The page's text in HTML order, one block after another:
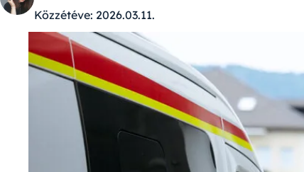
Közzétéve: 2026.03.11.